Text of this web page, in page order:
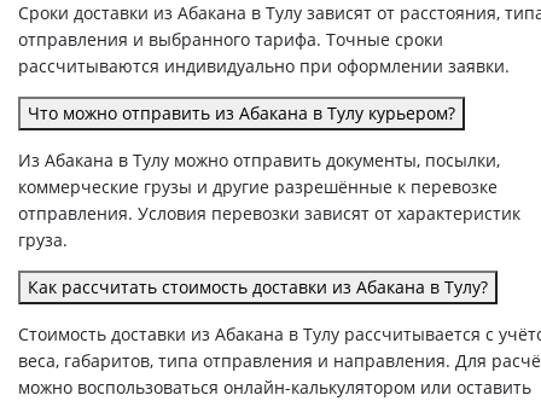
Сроки доставки из Абакана в Тулу зависят от расстояния,
отправления и выбранного тарифа. Точные сроки
рассчитываются индивидуально при оформлении заявки.
Что можно отправить из Абакана в Тулу курьером?
Из Абакана в Тулу можно отправить документы, посылки,
коммерческие грузы и другие разрешённые к перевозке
отправления. Условия перевозки зависят от характеристик
груза.
Как рассчитать стоимость доставки из Абакана в Тулу?
Стоимость доставки из Абакана в Тулу рассчитывается с
веса, габаритов, типа отправления и направления. Для
можно воспользоваться онлайн-калькулятором или оставить